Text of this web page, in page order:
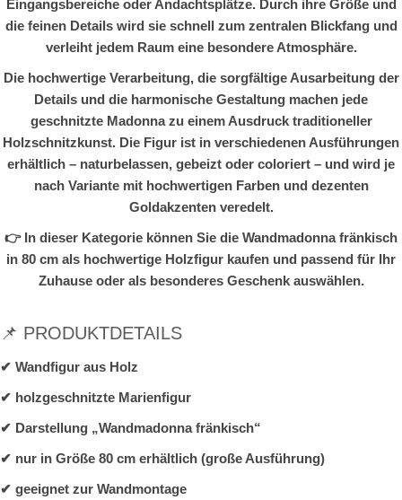
Eingangsbereiche oder Andachtsplätze. Durch ihre Größe und
die feinen Details wird sie schnell zum zentralen Blickfang und
verleiht jedem Raum eine besondere Atmosphäre.
Die hochwertige Verarbeitung, die sorgfältige Ausarbeitung der
Details und die harmonische Gestaltung machen jede
geschnitzte Madonna zu einem Ausdruck traditioneller
Holzschnitzkunst. Die Figur ist in verschiedenen Ausführungen
erhältlich – naturbelassen, gebeizt oder coloriert – und wird je
nach Variante mit hochwertigen Farben und dezenten
Goldakzenten veredelt.
👉 In dieser Kategorie können Sie die Wandmadonna fränkisch
in 80 cm als hochwertige Holzfigur kaufen und passend für Ihr
Zuhause oder als besonderes Geschenk auswählen.
📌 PRODUKTDETAILS
✔ Wandfigur aus Holz
✔ holzgeschnitzte Marienfigur
✔ Darstellung „Wandmadonna fränkisch“
✔ nur in Größe 80 cm erhältlich (große Ausführung)
✔ geeignet zur Wandmontage